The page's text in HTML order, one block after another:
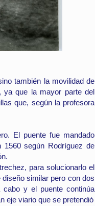
también la movilidad de
ya que la mayor parte del
que, según la profesora
El puente fue mandado
según Rodríguez de
para solucionarlo el
similar pero con dos
y el puente continúa
eje viario que se pretendió